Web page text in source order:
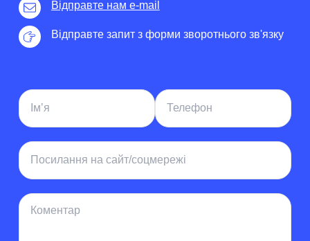
Відправте нам e-mail
Відправте запит з форми зворотнього зв'язку